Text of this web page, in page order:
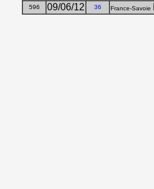
596 09/06/12 36 France-Savoie